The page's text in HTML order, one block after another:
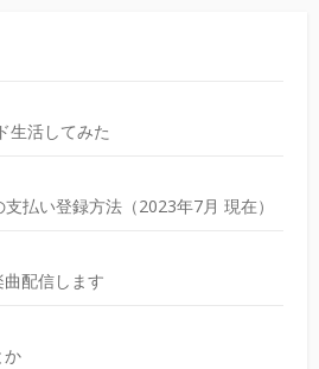
生活してみた
払い登録方法（2023年7月 現在）
配信します
か